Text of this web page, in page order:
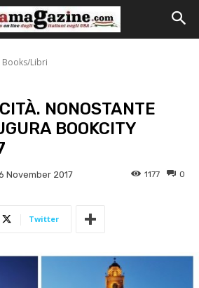
Books/Libri
NONOSTANTE
BOOKCITY
November 2017 0
1177
Twitter